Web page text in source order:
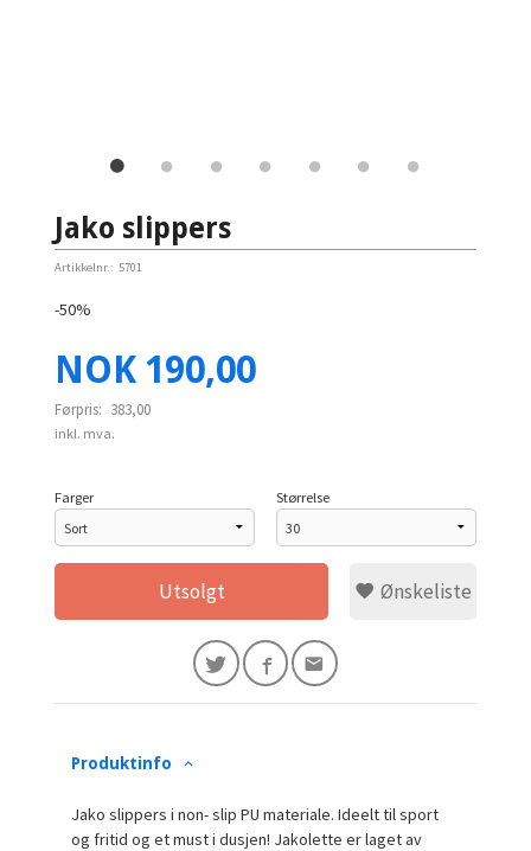
Jako slippers
Artikkelnr.: 5701
-50%
Tilbud
NOK 190,00
Førpris: 383,00
inkl. mva.
Farger Størrelse
Utsolgt Ønskeliste
Produktinfo
Jako slippers i non- slip PU materiale. Ideelt til sport
og fritid og et must i dusjen! Jakolette er laget av